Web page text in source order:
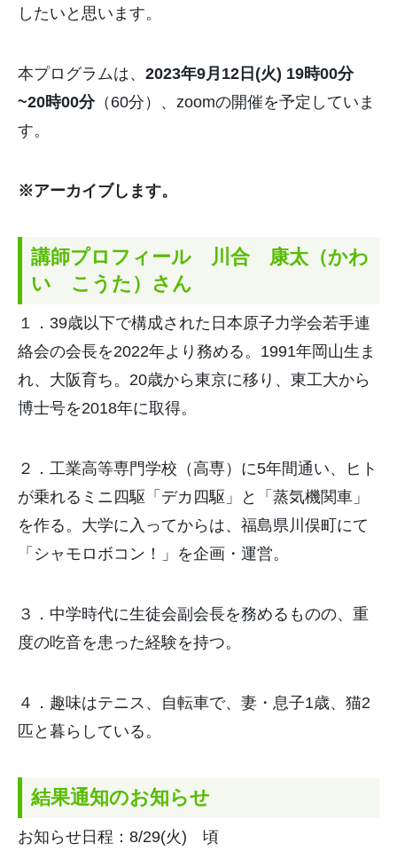
したいと思います。
本プログラムは、 2023年9月12日(火) 19時00分
~20時00分（60分）、zoomの開催を予定していま
す。
※アーカイブします。
講師プロフィール 川合 康太（かわ
い こうた）さん
１．39歳以下で構成された日本原子力学会若手連
絡会の会長を2022年より務める。1991年岡山生ま
れ、大阪育ち。20歳から東京に移り、東工大から
博士号を2018年に取得。
２．工業高等専門学校（高専）に5年間通い、ヒト
が乗れるミニ四駆「デカ四駆」と「蒸気機関車」
を作る。大学に入ってからは、福島県川俣町にて
「シャモロボコン！」を企画・運営。
３．中学時代に生徒会副会長を務めるものの、重
度の吃音を患った経験を持つ。
４．趣味はテニス、自転車で、妻・息子1歳、猫2
匹と暮らしている。
結果通知のお知らせ
お知らせ日程：8/29(火) 頃